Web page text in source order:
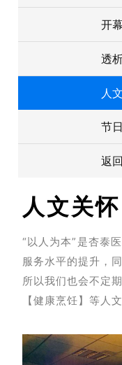
开
透
人
节
返
人文关怀
“以人为本”是杏泰
服务水平的提升，
所以我们也会不定
【健康烹饪】等人